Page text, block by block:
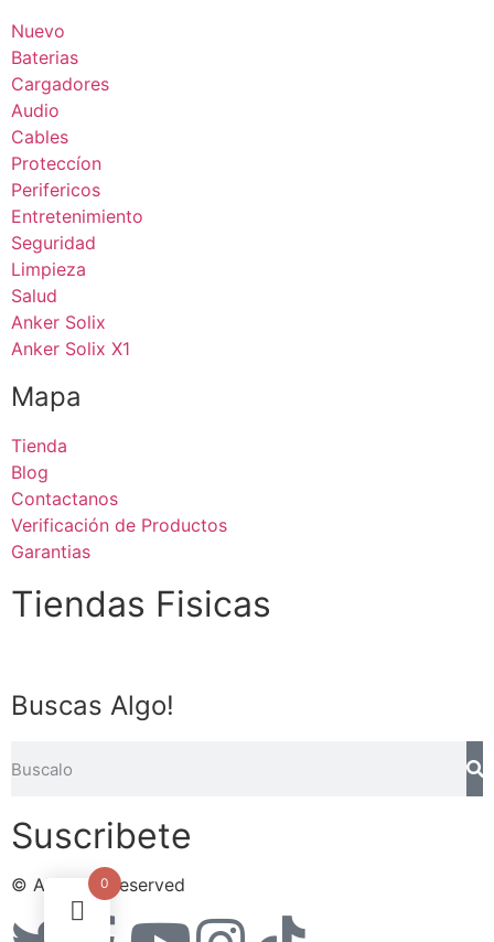
Nuevo
Baterias
Cargadores
Audio
Cables
Proteccíon
Perifericos
Entretenimiento
Seguridad
Limpieza
Salud
Anker Solix
Anker Solix X1
Mapa
Tienda
Blog
Contactanos
Verificación de Productos
Garantias
Tiendas Fisicas
Buscas Algo!
Suscribete
© All rights reserved
0